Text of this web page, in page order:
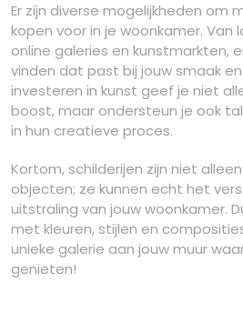
Er zijn diverse mogelijkheden om
kopen voor in je woonkamer. Van
online galeries en kunstmarkten,
vinden dat past bij jouw smaak
investeren in kunst geef je niet
boost, maar ondersteun je ook
in hun creatieve proces.
Kortom, schilderijen zijn niet
objecten; ze kunnen echt het
uitstraling van jouw woonkamer.
met kleuren, stijlen en
unieke galerie aan jouw muur
genieten!